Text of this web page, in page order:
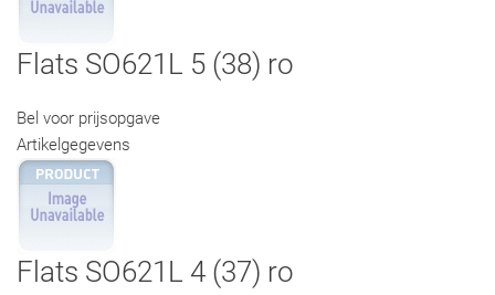
Flats SO621L 5 (38) ro
Bel voor prijsopgave
Artikelgegevens
Flats SO621L 4 (37) ro